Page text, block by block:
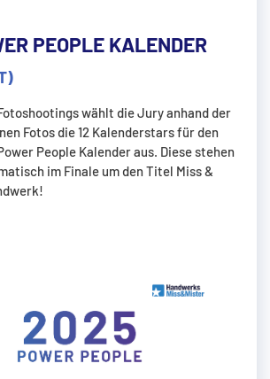
PEOPLE KALENDER
wählt die Jury anhand der
Fotos die 12 Kalenderstars für den
People Kalender aus. Diese stehen
im Finale um den Titel Miss &